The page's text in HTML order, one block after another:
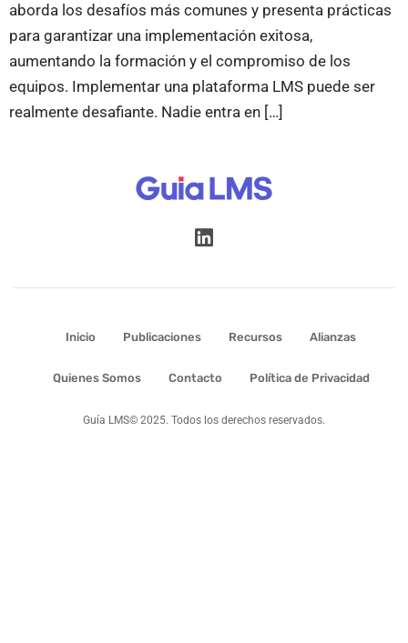
aborda los desafíos más comunes y presenta prácticas
para garantizar una implementación exitosa,
aumentando la formación y el compromiso de los
equipos. Implementar una plataforma LMS puede ser
realmente desafiante. Nadie entra en […]
Inicio Publicaciones Recursos Alianzas
Quienes Somos Contacto Política de Privacidad
Guía LMS© 2025. Todos los derechos reservados.